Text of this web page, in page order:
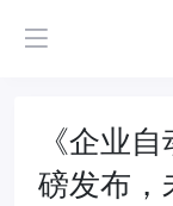
《企业
磅发布，